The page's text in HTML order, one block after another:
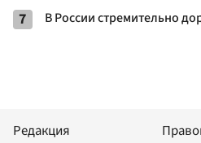
7 В России стремительно
Редакция